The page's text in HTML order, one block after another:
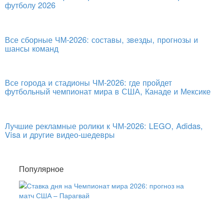
футболу 2026
Все сборные ЧМ-2026: составы, звезды, прогнозы и
шансы команд
Все города и стадионы ЧМ-2026: где пройдет
футбольный чемпионат мира в США, Канаде и Мексике
Лучшие рекламные ролики к ЧМ-2026: LEGO, Adidas,
Visa и другие видео-шедевры
Популярное